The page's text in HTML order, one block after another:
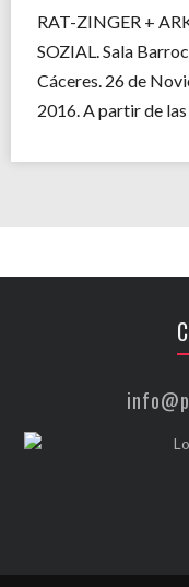
RAT-ZINGER +
SOZIAL. Sala
Cáceres. 26 de
2016. A partir de